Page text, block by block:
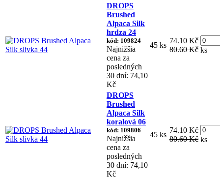
DROPS
Brushed
Alpaca Silk
hrdza 24
kód: 109824
Najnižšia
cena za
posledných
30 dní: 74,10
Kč
45 ks
74.10 Kč
80.60 Kč ks
DROPS
Brushed
Alpaca Silk
koralová 06
kód: 109806
Najnižšia
cena za
posledných
30 dní: 74,10
Kč
45 ks
74.10 Kč
80.60 Kč ks